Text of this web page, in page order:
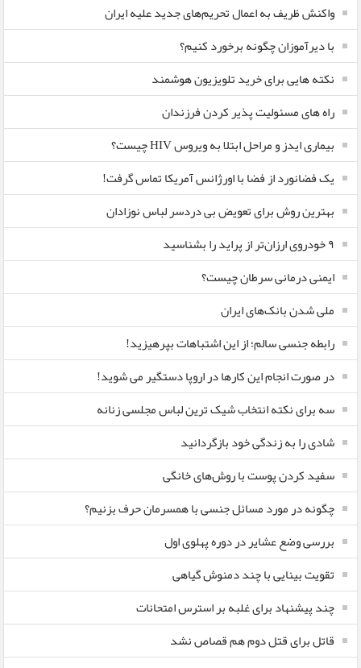
واکنش ظریف به اعمال تحریم‌های جدید علیه ایران
با دیرآموزان چگونه برخورد کنیم؟
نکته هایی برای خرید تلویزیون هوشمند
راه های مسئولیت پذیر کردن فرزندان
بیماری ایدز و مراحل ابتلا به ویروس HIV چیست؟
یک فضانورد از فضا با اورژانس آمریکا تماس گرفت!
بهترین روش برای تعویض بی دردسر لباس نوزادان
٩ خودروی ارزان‌تر از پراید را بشناسید
ایمنی درمانی سرطان چیست؟
ملی شدن بانک‌های ایران
رابطه جنسی سالم؛ از این اشتباهات بپرهیزید!
در صورت انجام این کارها در اروپا دستگیر می شوید!
سه برای نکته انتخاب شیک ترین لباس مجلسی زنانه
شادی را به زندگی خود بازگردانید
سفید کردن پوست با روش‌های خانگی
چگونه در مورد مسائل جنسی با همسرمان حرف بزنیم؟
بررسی وضع عشایر در دوره پهلوی اول
تقویت بینایی با چند دمنوش گیاهی
چند پیشنهاد برای غلبه بر استرس امتحانات
قاتل برای قتل دوم هم قصاص نشد